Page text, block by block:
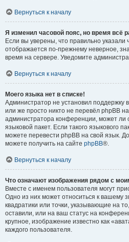
Вернуться к началу
Я изменил часовой пояс, но время всё
Если вы уверены, что правильно указали
отображается по-прежнему неверное,
время на сервере. Уведомите
Вернуться к началу
Моего языка нет в списке!
Администратор не установил поддержку
или же просто никто не перевёл phpBB
администратора конференции, может ли
языковой пакет. Если такого языкового
можете перевести phpBB на свой язык.
можете получить на сайте phpBB®.
Вернуться к началу
Что означают изображения рядом с
Вместе с именем пользователя могут
Одно из них может относиться к вашему
квадратики или точки, указывающие на
оставили, или на ваш статус на
крупное, изображение известно как
каждого пользователя.